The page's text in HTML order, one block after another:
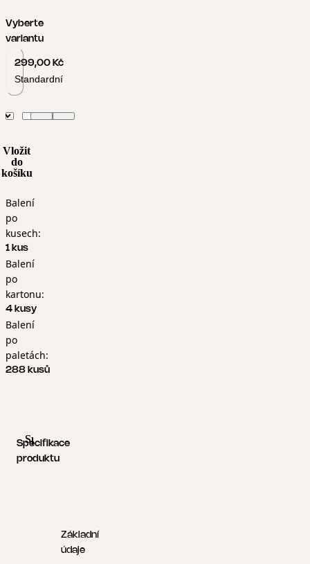
Vyberte
variantu
299,00 Kč
Standardní
Vložit
do
košíku
Balení
po
kusech:
1 kus
Balení
po
kartonu:
4 kusy
Balení
po
paletách:
288 kusů
Specifikace produktu
Specifikace
produktu
Základní
údaje